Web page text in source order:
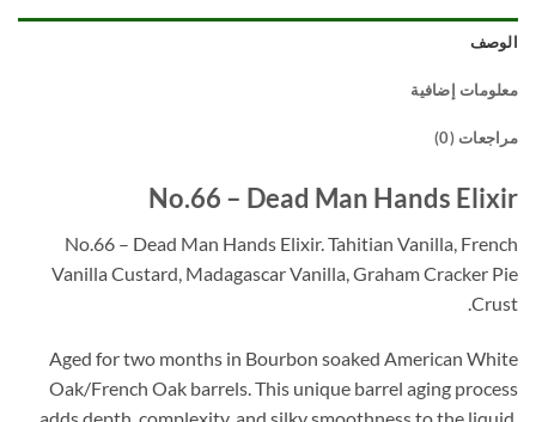
الوصف
معلومات إضافية
مراجعات (0)
No.66 – Dead Man Hands Elixir
No.66 – Dead Man Hands Elixir. Tahitian Vanilla, French
Vanilla Custard, Madagascar Vanilla, Graham Cracker Pie
Crust.
Aged for two months in Bourbon soaked American White
Oak/French Oak barrels. This unique barrel aging process